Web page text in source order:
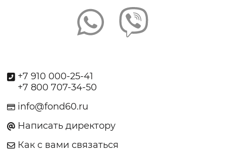
+7 910 000-25-41
+7 800 707-34-50
info@fond60.ru
Написать директору
Как с вами связаться